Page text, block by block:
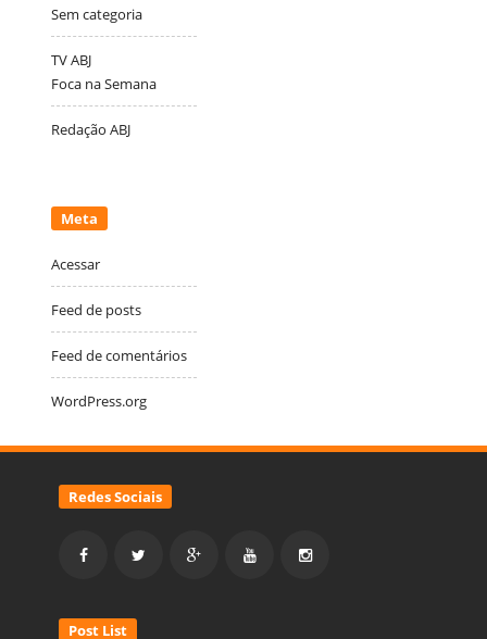
Sem categoria
TV ABJ
Foca na Semana
Redação ABJ
Meta
Acessar
Feed de posts
Feed de comentários
WordPress.org
Redes Sociais
Post List